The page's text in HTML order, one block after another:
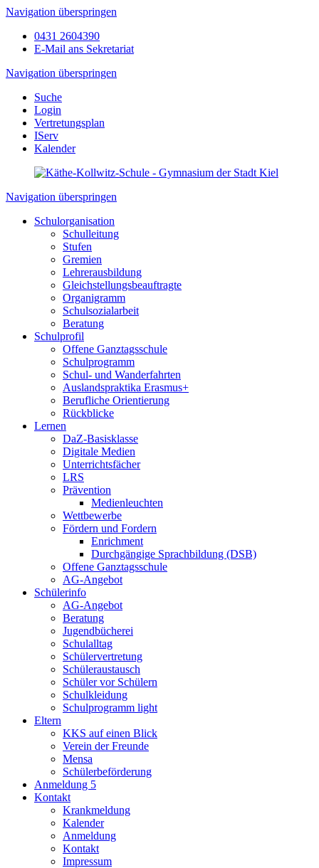
Navigation überspringen
0431 2604390
E-Mail ans Sekretariat
Navigation überspringen
Suche
Login
Vertretungsplan
IServ
Kalender
Navigation überspringen
Schulorganisation
Schulleitung
Stufen
Gremien
Lehrerausbildung
Gleichstellungsbeauftragte
Organigramm
Schulsozialarbeit
Beratung
Schulprofil
Offene Ganztagsschule
Schulprogramm
Schul- und Wanderfahrten
Auslandspraktika Erasmus+
Berufliche Orientierung
Rückblicke
Lernen
DaZ-Basisklasse
Digitale Medien
Unterrichtsfächer
LRS
Prävention
Medienleuchten
Wettbewerbe
Fördern und Fordern
Enrichment
Durchgängige Sprachbildung (DSB)
Offene Ganztagsschule
AG-Angebot
Schülerinfo
AG-Angebot
Beratung
Jugendbücherei
Schulalltag
Schülervertretung
Schüleraustausch
Schüler vor Schülern
Schulkleidung
Schulprogramm light
Eltern
KKS auf einen Blick
Verein der Freunde
Mensa
Schülerbeförderung
Anmeldung 5
Kontakt
Krankmeldung
Kalender
Anmeldung
Kontakt
Impressum